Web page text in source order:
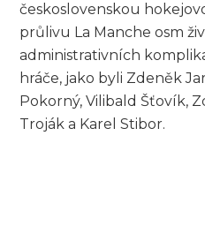
československou
průlivu La Manche osm
administrativních
hráče, jako byli Zdeněk
Pokorný, Vilibald Šťovík,
Troják a Karel Stibor.